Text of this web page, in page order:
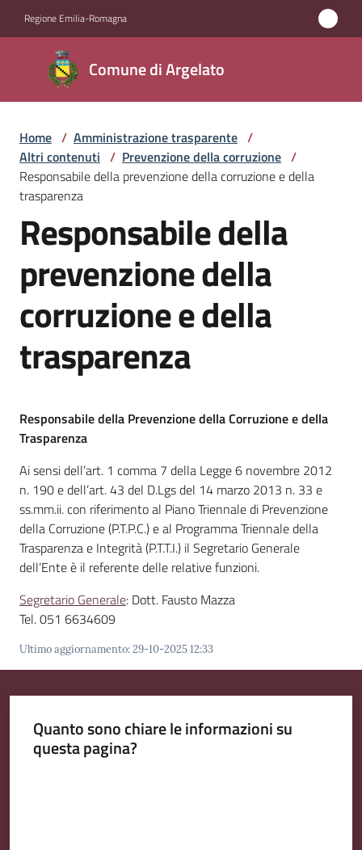
Regione Emilia-Romagna
Comune di Argelato
Comune
di
Argelato
Amministrazione
Menu selezionato
Novità
Vivere
Argelato
Amministrazione
Trasparente
Menu selezionato
Tutti
gli
argomenti...
Seguici
su
Home / Amministrazione trasparente /
Altri contenuti / Prevenzione della corruzione /
Responsabile della prevenzione della corruzione e della
trasparenza
Responsabile della
prevenzione della
corruzione e della
trasparenza
Responsabile della Prevenzione della Corruzione e della
Trasparenza
Ai sensi dell’art. 1 comma 7 della Legge 6 novembre 2012
n. 190 e dell’art. 43 del D.Lgs del 14 marzo 2013 n. 33 e
ss.mm.ii. con riferimento al Piano Triennale di Prevenzione
della Corruzione (P.T.P.C.) e al Programma Triennale della
Trasparenza e Integrità (P.T.T.I.) il Segretario Generale
dell’Ente è il referente delle relative funzioni.
Segretario Generale: Dott. Fausto Mazza
Tel. 051 6634609
Ultimo aggiornamento:29-10-2025 12:33
Quanto sono chiare le informazioni su
questa pagina?